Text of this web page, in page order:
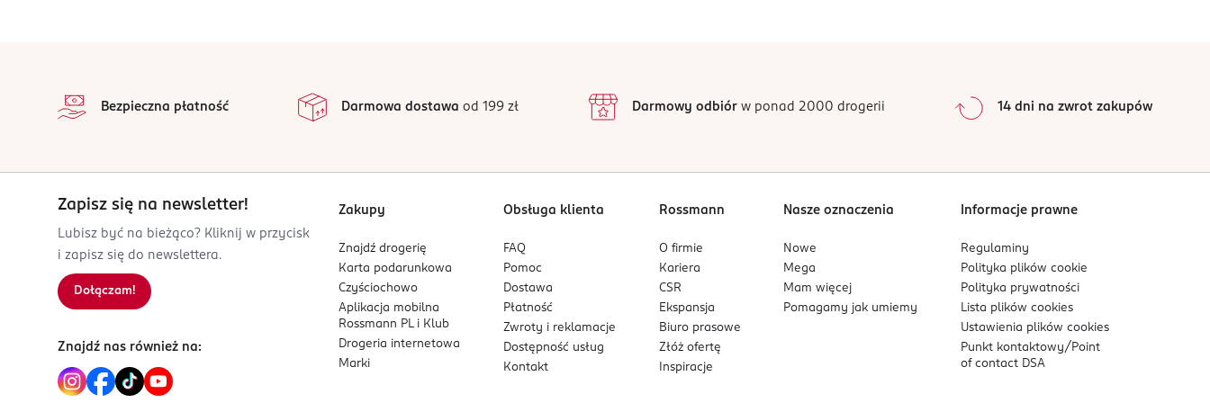
Stolberg
DE-Niemcy
Kod EAN
4 011700 603275
2
1
0%
Sortowanie wgdata: od najnowszej
Bezpieczna płatność Darmowa dostawa od 199 zł Darmowy odbiórw ponad 2000 drogerii 14 dni na zwrot zakupów
Zapisz się na newsletter!
Lubisz być na bieżąco? Kliknij w przycisk
i zapisz się do newslettera.
Dołączam!
Znajdź nas również na:
Zakupy
Znajdź drogerię
Karta podarunkowa
Czyściochowo
Aplikacja mobilna
Rossmann PL i Klub
Drogeria internetowa
Marki
Obsługa klienta
FAQ
Pomoc
Dostawa
Płatność
Zwroty i reklamacje
Dostępność usług
Kontakt
Rossmann
O firmie
Kariera
CSR
Ekspansja
Biuro prasowe
Złóż ofertę
Inspiracje
Nasze oznaczenia
Nowe
Mega
Mam więcej
Pomagamy jak umiemy
Informacje prawne
Regulaminy
Polityka plikówcookie
Polityka prywatności
Lista plikówcookies
Ustawienia plikówcookies
Punkt kontaktowy/ Point
of contact DSA